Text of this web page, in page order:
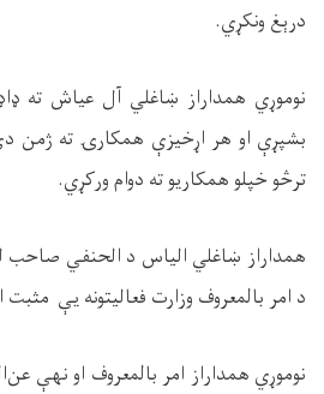
درېغ ونکړي.
نوموړي همداراز ښاغلي آل عیاش ته
بشپړې او هر اړخیزې همکارۍ ته ژمن
ترڅو خپلو همکاریو ته دوام ورکړي.
همداراز ښاغلي الیاس د الحنفي صاحب
د امر بالمعروف وزارت فعالیتونه یې مثبت
نوموړي همداراز امر بالمعروف او نهې